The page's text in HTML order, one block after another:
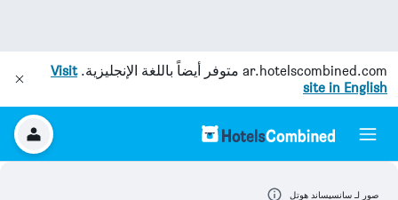
ar.hotelscombined.com متوفر أيضاً باللغة الإنجليزية.Visit
site in English
صور لـ سانسيساند هوتل